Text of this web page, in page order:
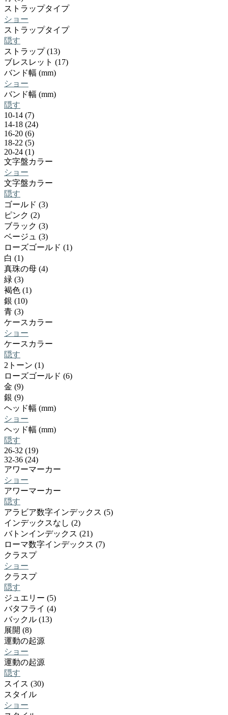
ストラップタイプ
ショー
ストラップタイプ
隠す
ストラップ (13)
ブレスレット (17)
バンド幅 (mm)
ショー
バンド幅 (mm)
隠す
10-14 (7)
14-18 (24)
16-20 (6)
18-22 (5)
20-24 (1)
文字盤カラー
ショー
文字盤カラー
隠す
ゴールド (3)
ピンク (2)
ブラック (3)
ベージュ (3)
ローズゴールド (1)
白 (1)
真珠の母 (4)
緑 (3)
褐色 (1)
銀 (10)
青 (3)
ケースカラー
ショー
ケースカラー
隠す
2トーン (1)
ローズゴールド (6)
金 (9)
銀 (9)
ヘッド幅 (mm)
ショー
ヘッド幅 (mm)
隠す
26-32 (19)
32-36 (24)
アワーマーカー
ショー
アワーマーカー
隠す
アラビア数字インデックス (5)
インデックスなし (2)
バトンインデックス (21)
ローマ数字インデックス (7)
クラスプ
ショー
クラスプ
隠す
ジュエリー (5)
バタフライ (4)
バックル (13)
展開 (8)
運動の起源
ショー
運動の起源
隠す
スイス (30)
スタイル
ショー